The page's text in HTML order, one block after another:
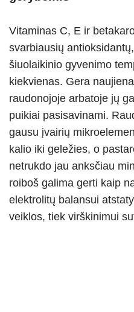
Vitaminas C, E ir
svarbiausių
šiuolaikinio gyvenimo
kiekvienas. Gera
raudonojoje arbatoje jų
puikiai pasisavinami.
gausu įvairių
kalio iki geležies, o
netrukdo jau anksčiau
roiboš galima gerti kaip
elektrolitų balansui
veiklos, tiek virškinimui